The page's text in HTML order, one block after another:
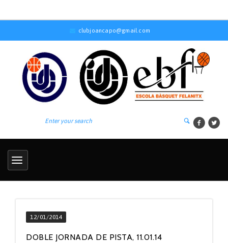
clubjoancapo@gmail.com
12/01/2014
DOBLE JORNADA DE PISTA, 11.01.14